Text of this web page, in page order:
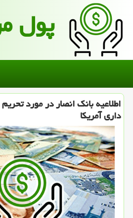
پول
اطلاعیه بانك انصار در مورد
داری آمریكا